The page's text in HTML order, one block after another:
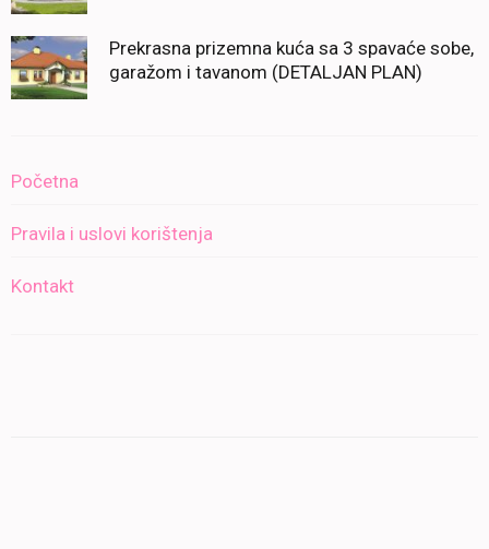
Prekrasna prizemna kuća sa 3 spavaće sobe,
garažom i tavanom (DETALJAN PLAN)
Početna
Pravila i uslovi korištenja
Kontakt